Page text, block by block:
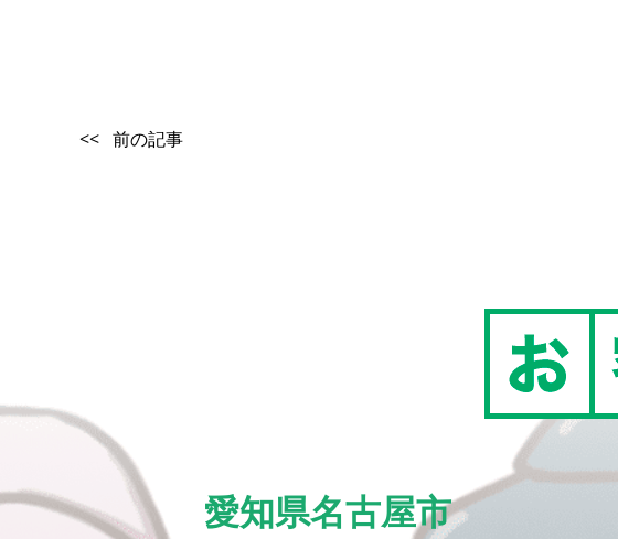
<< 前の記事
愛知県名古屋市